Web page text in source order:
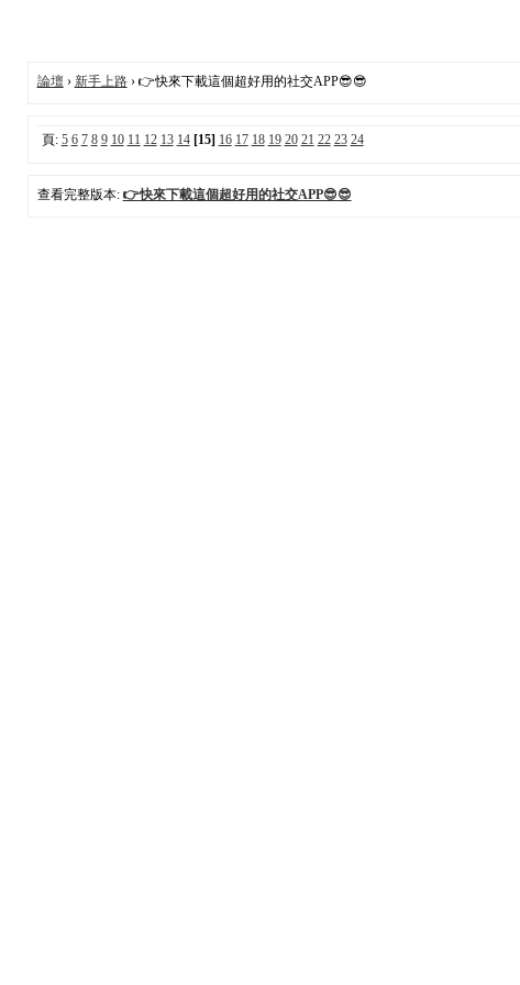
論壇› 新手上路› 👉快來下載這個超好用的社交APP😎😎
頁: 5 6 7 8 9 10 11 12 13 14 [15] 16 17 18 19 20 21 22 23 24
查看完整版本: 👉快來下載這個超好用的社交APP😎😎